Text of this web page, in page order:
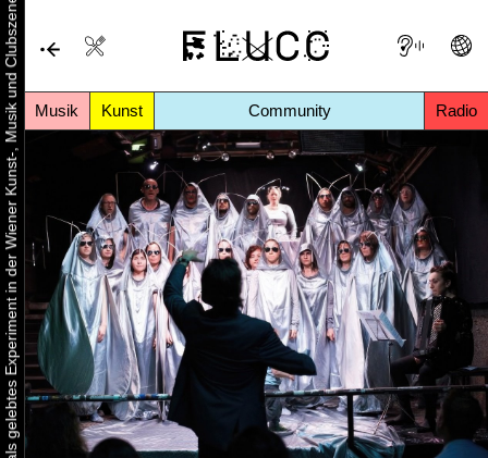
Musik Kunst Community Radio
Urbaner Aktivismus als gelebtes Experiment in der Wiener Kunst-, Musik und Clubszene